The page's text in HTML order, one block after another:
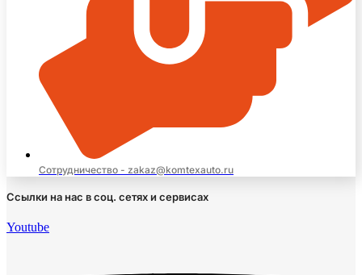
Сотрудничество - zakaz@komtexauto.ru
Ссылки на нас в соц. сетях и сервисах
Youtube